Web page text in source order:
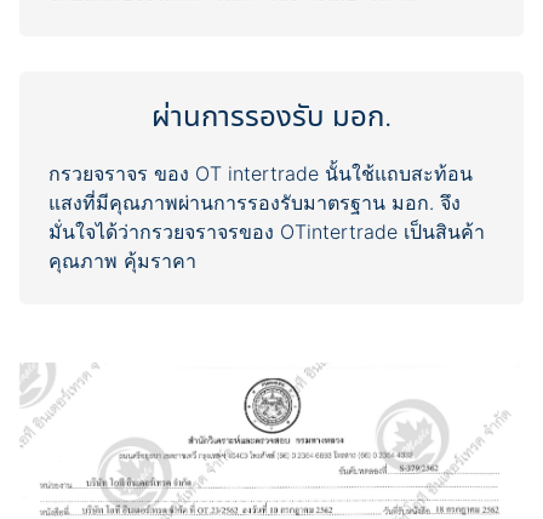
ผ่านการรองรับ มอก.
กรวยจราจร ของ OT intertrade นั้นใช้แถบสะท้อน
แสงที่มีคุณภาพผ่านการรองรับมาตรฐาน มอก. จึง
มั่นใจได้ว่ากรวยจราจรของ OTintertrade เป็นสินค้า